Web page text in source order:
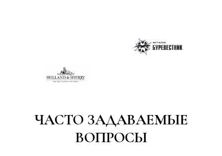
ЧАСТО ЗАДАВАЕМЫЕ
ВОПРОСЫ